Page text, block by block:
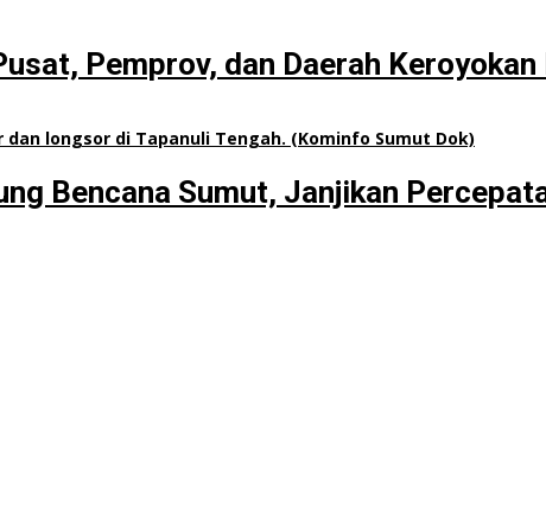
Pemprov, dan Daerah
Bencana Sumut, Janjikan